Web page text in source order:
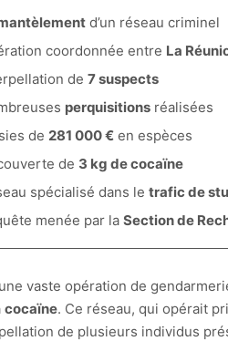
d’un réseau criminel
coordonnée entre La
de 7 suspects
perquisitions réalisées
de 281 000 € en espèces
de 3 kg de cocaïne
spécialisé dans le trafic de
menée par la Section de
vaste opération de
cocaïne. Ce réseau, qui opérait
de plusieurs individus